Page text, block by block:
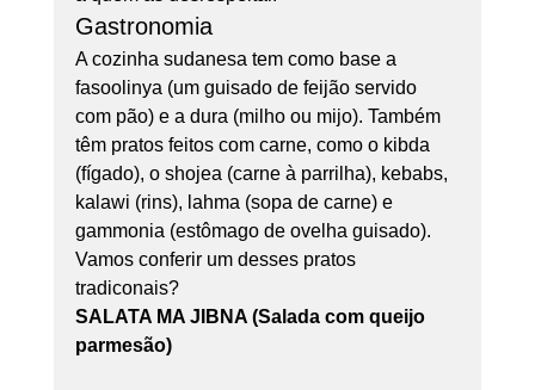
Gastronomia
A cozinha sudanesa tem como base a
fasoolinya (um guisado de feijão servido
com pão) e a dura (milho ou mijo). Também
têm pratos feitos com carne, como o kibda
(fígado), o shojea (carne à parrilha), kebabs,
kalawi (rins), lahma (sopa de carne) e
gammonia (estômago de ovelha guisado).
Vamos conferir um desses pratos
tradiconais?
SALATA MA JIBNA (Salada com queijo
parmesão)